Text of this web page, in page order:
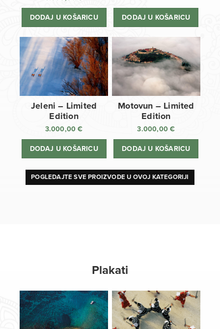
DODAJ U KOŠARICU DODAJ U KOŠARICU
Jeleni – Limited
Edition
3.000,00€
DODAJ U KOŠARICU
Motovun – Limited
Edition
3.000,00€
DODAJ U KOŠARICU
POGLEDAJTE SVE PROIZVODE U OVOJ KATEGORIJI
Plakati